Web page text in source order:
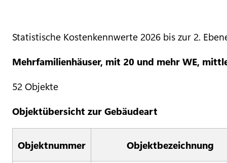
Statistische Kostenkennwerte 2026 bis zur 2.
Mehrfamilienhäuser, mit 20 und mehr WE,
52 Objekte
Objektübersicht zur Gebäudeart
Objektnummer Objektbezeichnung